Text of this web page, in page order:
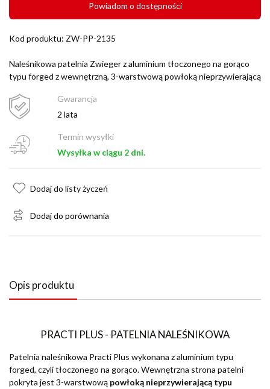
Powiadom o dostępności
Kod produktu: ZW-PP-2135
Naleśnikowa patelnia Zwieger z aluminium tłoczonego na gorąco
typu forged z wewnętrzną, 3-warstwową powłoką nieprzywierającą
Gwarancja
2 lata
Termin wysyłki
Wysyłka w ciągu 2 dni.
Dodaj do listy życzeń
Dodaj do porównania
Opis produktu
PRACTI PLUS - PATELNIA NALEŚNIKOWA
Patelnia naleśnikowa Practi Plus wykonana z aluminium typu
forged, czyli tłoczonego na gorąco. Wewnętrzna strona patelni
pokryta jest 3-warstwową powłoką nieprzywierającą typu